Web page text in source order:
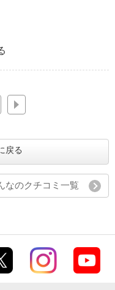
戻る
なのクチコミ一覧